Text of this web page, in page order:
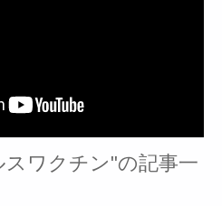
ワクチン"の記事一